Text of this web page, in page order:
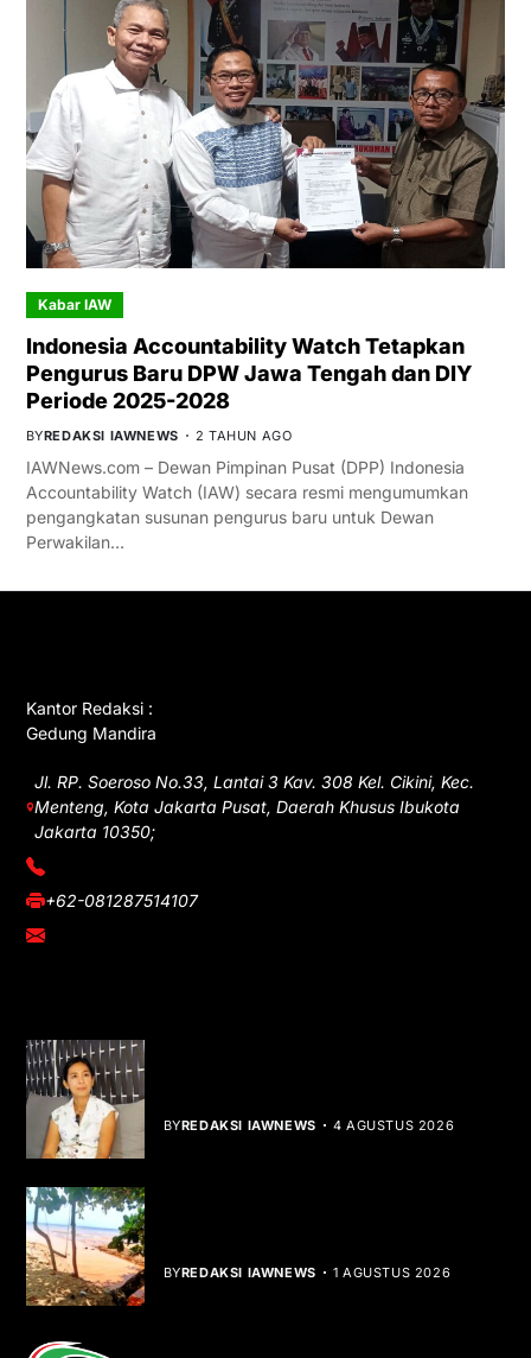
Kabar IAW
Indonesia Accountability Watch Tetapkan
Pengurus Baru DPW Jawa Tengah dan DIY
Periode 2025-2028
BYREDAKSI IAWNEWS 2 TAHUN AGO
IAWNews.com – Dewan Pimpinan Pusat (DPP) Indonesia
Accountability Watch (IAW) secara resmi mengumumkan
pengangkatan susunan pengurus baru untuk Dewan
Perwakilan…
Kantor Redaksi :
Gedung Mandira
Jl. RP. Soeroso No.33, Lantai 3 Kav. 308 Kel. Cikini, Kec.
Menteng, Kota Jakarta Pusat, Daerah Khusus Ibukota
Jakarta 10350;
(021) 3908026
+62-081287514107
adm@iawnews.com
BYREDAKSI IAWNEWS 4 AGUSTUS 2026
BYREDAKSI IAWNEWS 1 AGUSTUS 2026